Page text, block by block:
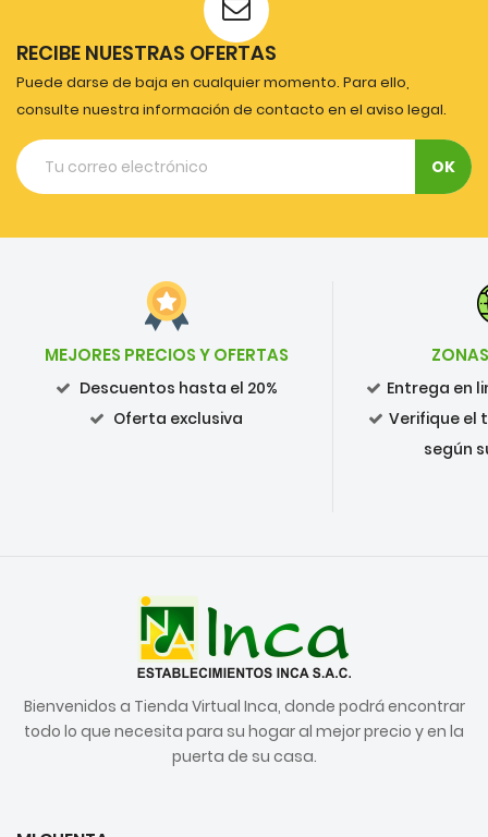
RECIBE NUESTRAS OFERTAS
Puede darse de baja en cualquier momento. Para ello,
consulte nuestra información de contacto en el aviso legal.
MEJORES PRECIOS Y OFERTAS
Descuentos hasta el 20%
Oferta exclusiva
Entrega en
Verifique el
según
Bienvenidos a Tienda Virtual Inca, donde podrá encontrar
todo lo que necesita para su hogar al mejor precio y en la
puerta de su casa.